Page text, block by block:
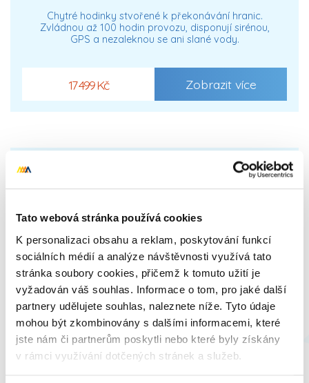
Tato webová stránka používá cookies
K personalizaci obsahu a reklam, poskytování funkcí
sociálních médií a analýze návštěvnosti využívá tato
stránka soubory cookies, přičemž k tomuto užití je
vyžadován váš souhlas. Informace o tom, pro jaké další
partnery udělujete souhlas, naleznete níže. Tyto údaje
mohou být zkombinovány s dalšími informacemi, které
jste nám či partnerům poskytli nebo které byly získány
v rámci využívání dotčených stránek a služeb.
Chytré hodinky stvořené k překonávání hranic.
Zvládnou až 100 hodin provozu, disponují sirénou,
GPS a nezaleknou se ani slané vody.
17 499 Kč Zobrazit více